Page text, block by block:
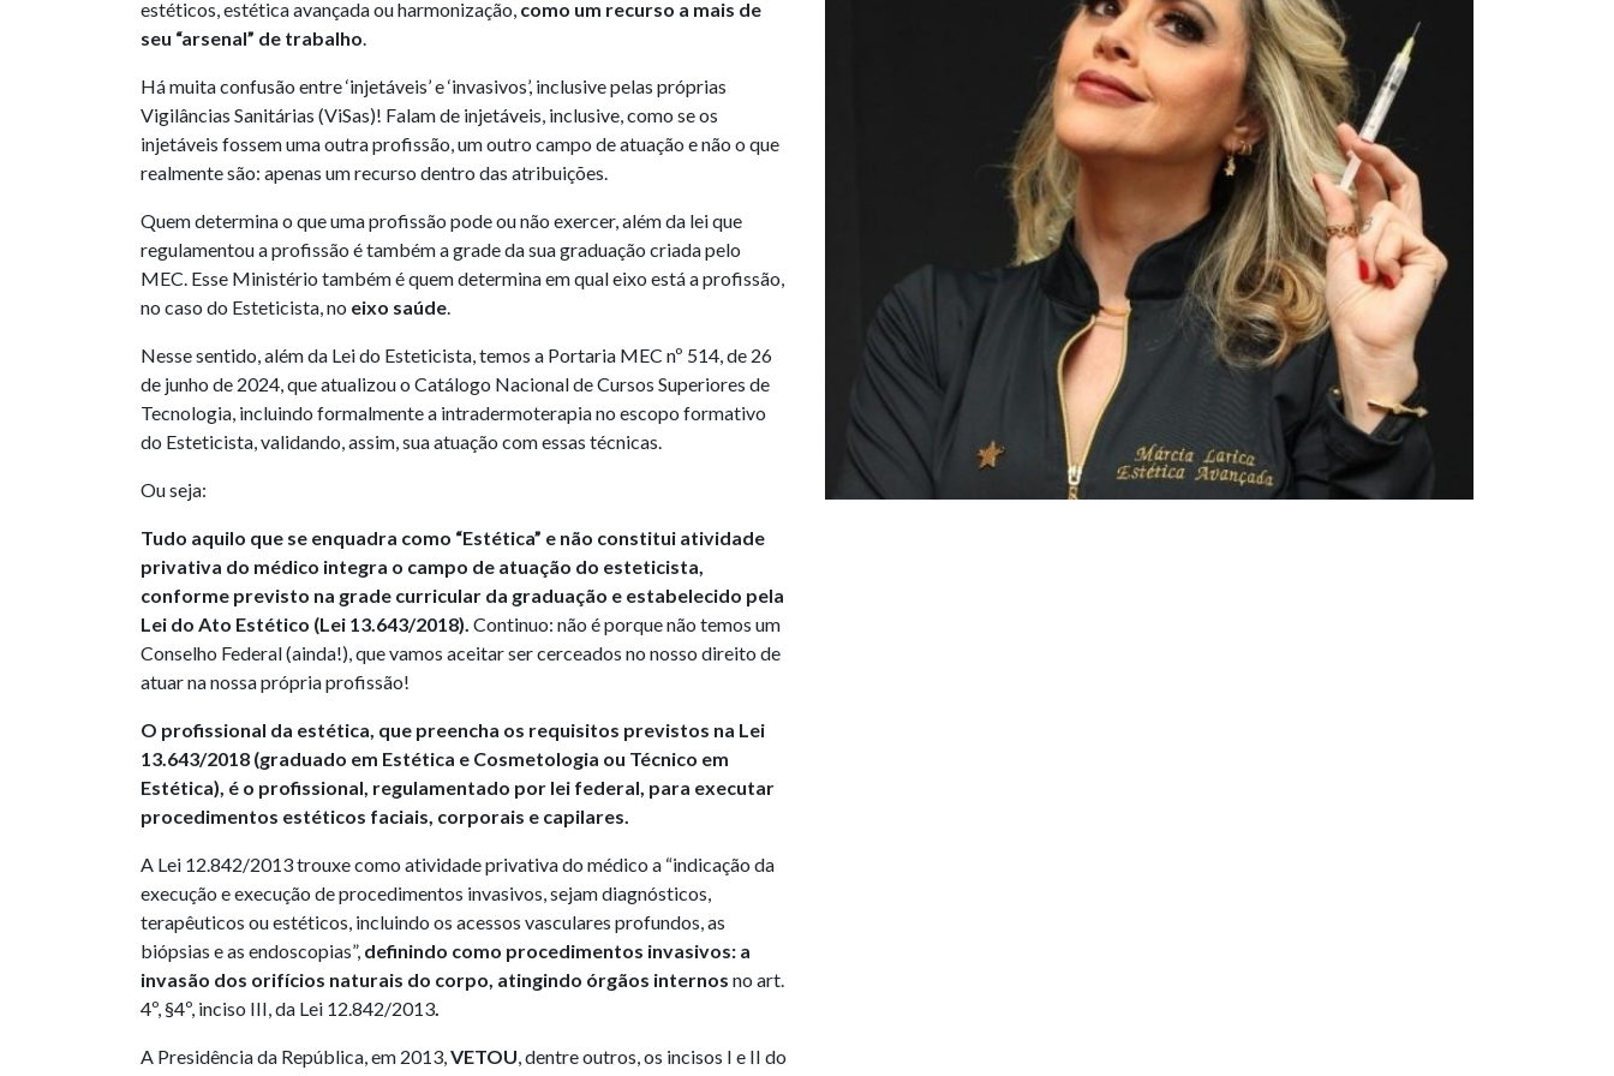
estéticos, estética avançada ou harmonização, como um recurso a mais de
seu “arsenal” de trabalho.
Há muita confusão entre ‘injetáveis’ e ‘invasivos’, inclusive pelas próprias
Vigilâncias Sanitárias (ViSas)! Falam de injetáveis, inclusive, como se os
injetáveis fossem uma outra profissão, um outro campo de atuação e não o que
realmente são: apenas um recurso dentro das atribuições.
Quem determina o que uma profissão pode ou não exercer, além da lei que
regulamentou a profissão é também a grade da sua graduação criada pelo
MEC. Esse Ministério também é quem determina em qual eixo está a profissão,
no caso do Esteticista, no eixo saúde.
Nesse sentido, além da Lei do Esteticista, temos a Portaria MEC nº 514, de 26
de junho de 2024, que atualizou o Catálogo Nacional de Cursos Superiores de
Tecnologia, incluindo formalmente a intradermoterapia no escopo formativo
do Esteticista, validando, assim, sua atuação com essas técnicas.
Ou seja:
Tudo aquilo que se enquadra como “Estética” e não constitui atividade
privativa do médico integra o campo de atuação do esteticista,
conforme previsto na grade curricular da graduação e estabelecido pela
Lei do Ato Estético (Lei 13.643/2018). Continuo: não é porque não temos um
Conselho Federal (ainda!), que vamos aceitar ser cerceados no nosso direito de
atuar na nossa própria profissão!
O profissional da estética, que preencha os requisitos previstos na Lei
13.643/2018 (graduado em Estética e Cosmetologia ou Técnico em
Estética), é o profissional, regulamentado por lei federal, para executar
procedimentos estéticos faciais, corporais e capilares.
A Lei 12.842/2013 trouxe como atividade privativa do médico a “indicação da
execução e execução de procedimentos invasivos, sejam diagnósticos,
terapêuticos ou estéticos, incluindo os acessos vasculares profundos, as
biópsias e as endoscopias”, definindo como procedimentos invasivos: a
invasão dos orifícios naturais do corpo, atingindo órgãos internos no art.
4º, §4º, inciso III, da Lei 12.842/2013.
A Presidência da República, em 2013,VETOU, dentre outros, os incisos I e II do